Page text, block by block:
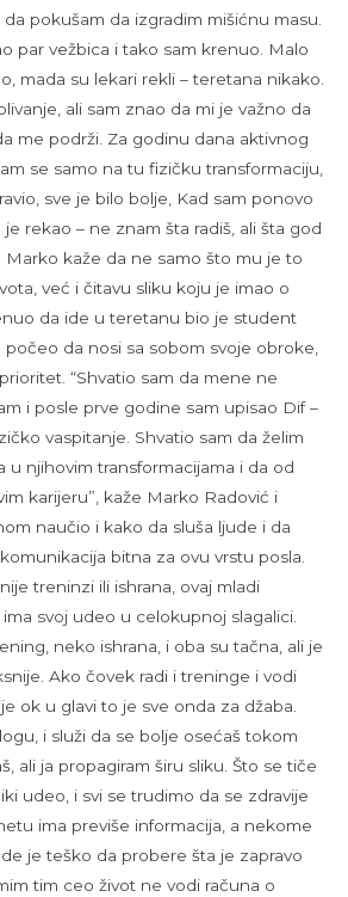
pokušam da izgradim mišićnu masu.
par vežbica i tako sam krenuo. Malo
mada su lekari rekli – teretana nikako.
ali sam znao da mi je važno da
me podrži. Za godinu dana aktivnog
se samo na tu fizičku transformaciju,
sve je bilo bolje, Kad sam ponovo
rekao – ne znam šta radiš, ali šta god
Marko kaže da ne samo što mu je to
već i čitavu sliku koju je imao o
da ide u teretanu bio je student
počeo da nosi sa sobom svoje obroke,
“Shvatio sam da mene ne
i posle prve godine sam upisao Dif –
vaspitanje. Shvatio sam da želim
u njihovim transformacijama i da od
karijeru”, kaže Marko Radović i
naučio i kako da sluša ljude i da
bitna za ovu vrstu posla.
treninzi ili ishrana, ovaj mladi
svoj udeo u celokupnoj slagalici.
neko ishrana, i oba su tačna, ali je
Ako čovek radi i treninge i vodi
ok u glavi to je sve onda za džaba.
i služi da se bolje osećaš tokom
ali ja propagiram širu sliku. Što se tiče
udeo, i svi se trudimo da se zdravije
ima previše informacija, a nekome
je teško da probere šta je zapravo
tim ceo život ne vodi računa o